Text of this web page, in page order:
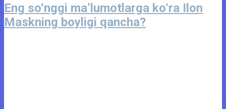
Eng so‘nggi maʼlumotlarga ko‘ra Ilon
Maskning boyligi qancha?